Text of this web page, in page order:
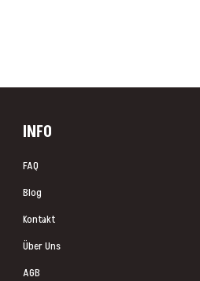
INFO
FAQ
Blog
Kontakt
Über Uns
AGB